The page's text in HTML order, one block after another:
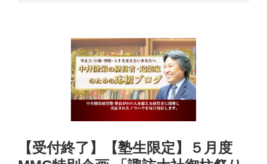
【受付終了】【塾生限定】５月度